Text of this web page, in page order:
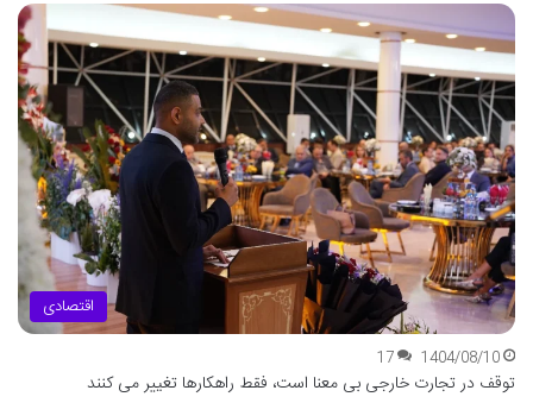
اقتصادی
1404/08/10
17
توقف در تجارت خارجی بی معنا است، فقط راهکارها تغییر می کنند